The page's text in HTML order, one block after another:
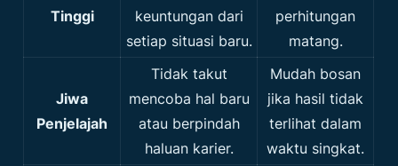
Tinggi
keuntungan dari
setiap situasi baru.
perhitungan
matang.
Jiwa
Penjelajah
Tidak takut
mencoba hal baru
atau berpindah
haluan karier.
Mudah bosan
jika hasil tidak
terlihat dalam
waktu singkat.